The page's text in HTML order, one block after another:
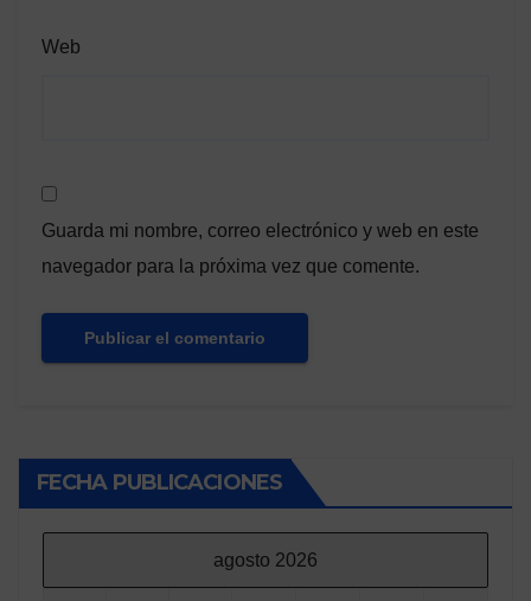
Web
Guarda mi nombre, correo electrónico y web en este
navegador para la próxima vez que comente.
FECHA PUBLICACIONES
agosto 2026